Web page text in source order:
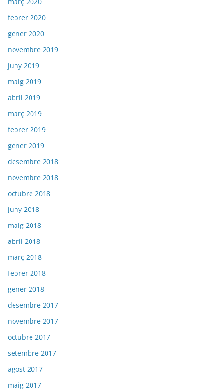
febrer 2020
gener 2020
novembre 2019
juny 2019
maig 2019
abril 2019
març 2019
febrer 2019
gener 2019
desembre 2018
novembre 2018
octubre 2018
juny 2018
maig 2018
abril 2018
març 2018
febrer 2018
gener 2018
desembre 2017
novembre 2017
octubre 2017
setembre 2017
agost 2017
maig 2017